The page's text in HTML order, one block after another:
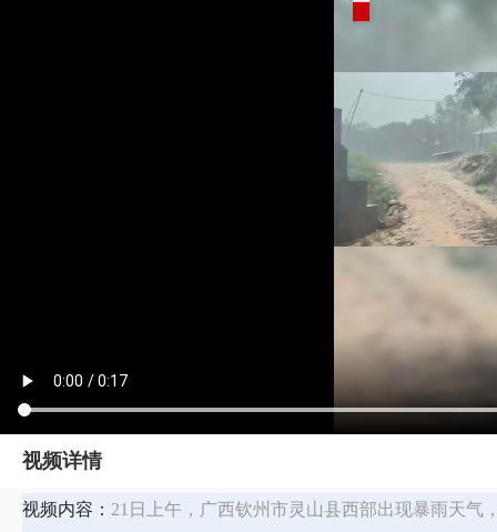
视频详情
视频内容： 21日上午，广西钦州市灵山县西部出现暴雨天